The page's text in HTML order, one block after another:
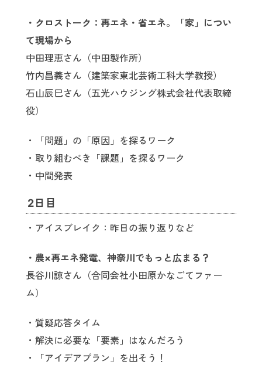
・クロストーク：再エネ・省エネ。「家」につい
て現場から
中田理恵さん（中田製作所）
竹内昌義さん（建築家東北芸術工科大学教授）
石山辰巳さん（五光ハウジング株式会社代表取締
役）
・「問題」の「原因」を探るワーク
・取り組むべき「課題」を探るワーク
・中間発表
2日目
・アイスブレイク：昨日の振り返りなど
・農×再エネ発電、神奈川でもっと広まる？
長谷川諒さん（合同会社小田原かなごてファー
ム）
・質疑応答タイム
・解決に必要な「要素」はなんだろう
・「アイデアプラン」を出そう！